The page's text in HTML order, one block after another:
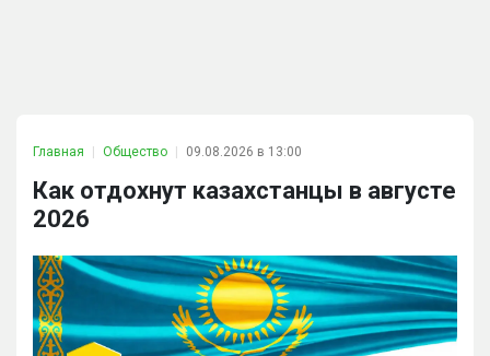
Главная Общество 09.08.2026 в 13:00
Как отдохнут казахстанцы в августе
2026